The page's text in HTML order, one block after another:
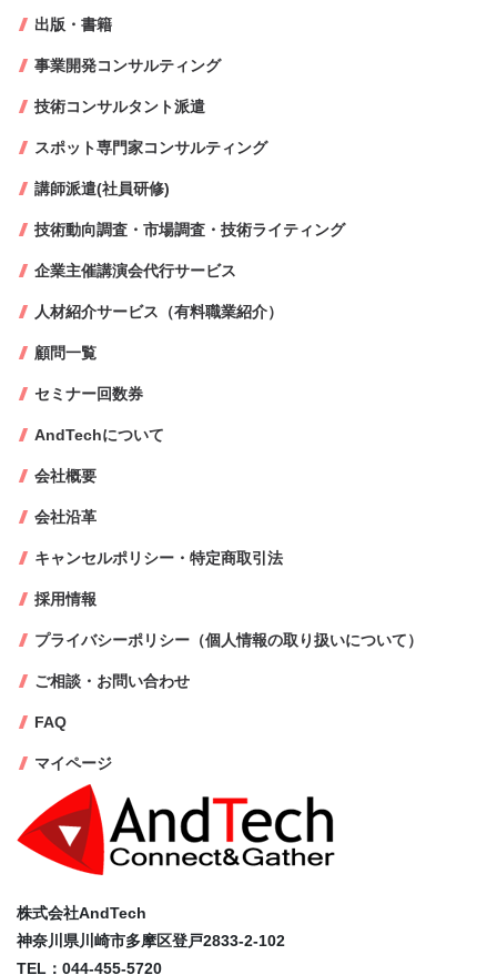
株式会社AndTech
神奈川県川崎市多摩区登戸2833-2-102
TEL：044-455-5720
出版・書籍
事業開発コンサルティング
技術コンサルタント派遣
スポット専門家コンサルティング
講師派遣(社員研修)
技術動向調査・市場調査・技術ライティング
企業主催講演会代行サービス
人材紹介サービス（有料職業紹介）
顧問一覧
セミナー回数券
AndTechについて
会社概要
会社沿革
キャンセルポリシー・特定商取引法
採用情報
プライバシーポリシー（個人情報の取り扱いについて）
ご相談・お問い合わせ
FAQ
マイページ